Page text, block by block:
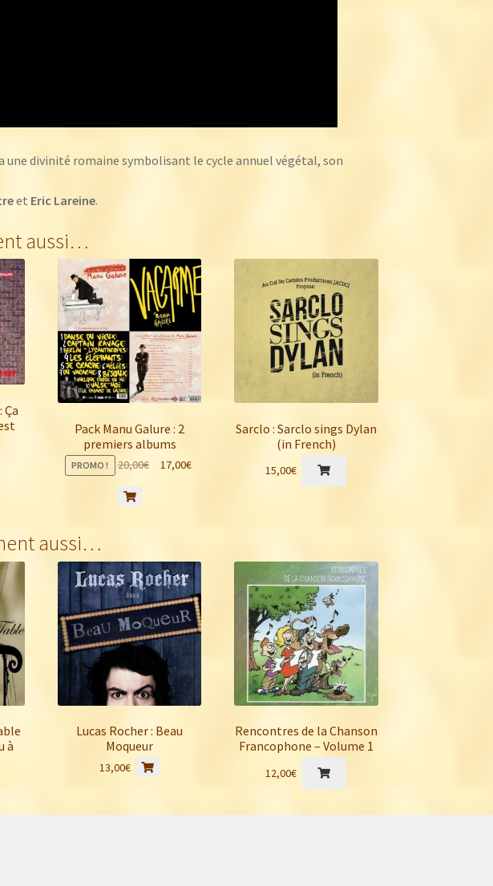
une divinité romaine symbolisant le cycle annuel végétal, son
et Eric Lareine.
aussi…
Pack Manu Galure : 2
premiers albums
PROMO ! 20,00€
Le17,00€
Sarclo : Sarclo sings Dylan
(in French)
15,00€
aussi…
à
Lucas Rocher : Beau
Moqueur
13,00€
Rencontres de la Chanson
Francophone – Volume 1
12,00€